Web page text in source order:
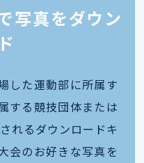
写真をダウン
した運動部に所属す
する競技団体または
れるダウンロードキ
会のお好きな写真を